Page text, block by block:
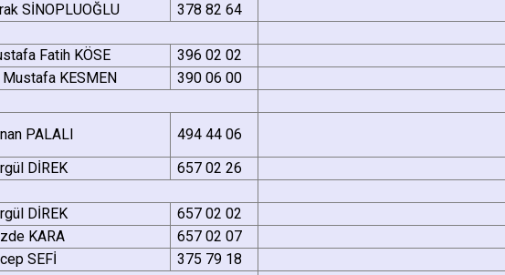
SİNOPLUOĞLU
378 82 64
Fatih KÖSE
396 02 02
Mustafa KESMEN
390 06 00
PALALI
494 44 06
DİREK
657 02 26
DİREK
657 02 02
KARA
657 02 07
SEFİ
375 79 18